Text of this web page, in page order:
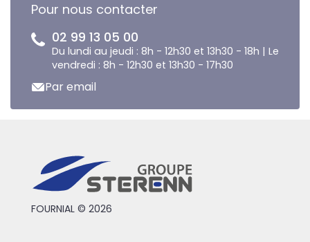
Pour nous contacter
02 99 13 05 00
Du lundi au jeudi : 8h - 12h30 et 13h30 - 18h | Le
vendredi : 8h - 12h30 et 13h30 - 17h30
Par email
FOURNIAL © 2026